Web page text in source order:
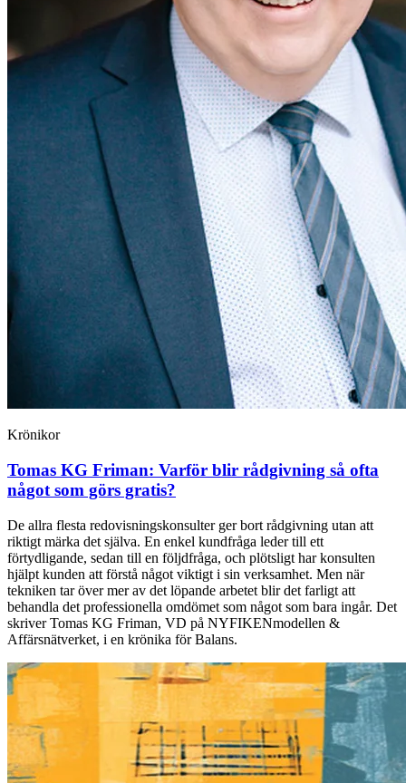
Krönikor
Tomas KG Friman: Varför blir rådgivning så ofta
något som görs gratis?
De allra flesta redovisningskonsulter ger bort rådgivning utan att
riktigt märka det själva. En enkel kundfråga leder till ett
förtydligande, sedan till en följdfråga, och plötsligt har konsulten
hjälpt kunden att förstå något viktigt i sin verksamhet. Men när
tekniken tar över mer av det löpande arbetet blir det farligt att
behandla det professionella omdömet som något som bara ingår. Det
skriver Tomas KG Friman, VD på NYFIKENmodellen &
Affärsnätverket, i en krönika för Balans.